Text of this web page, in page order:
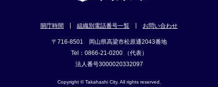
開庁時間 組織別電話番号一覧 お問い合わせ
〒716-8501 岡山県高梁市松原通2043番地
Tel：0866-21-0200 （代表）
法人番号3000020332097
Copyright © Takahashi City. All rights reserved.